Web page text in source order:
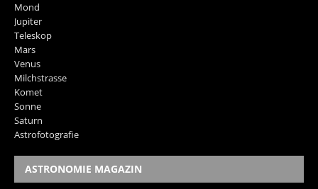
Mond
Jupiter
Teleskop
Mars
Venus
Milchstrasse
Komet
Sonne
Saturn
Astrofotografie
ASTRONOMIE MAGAZIN